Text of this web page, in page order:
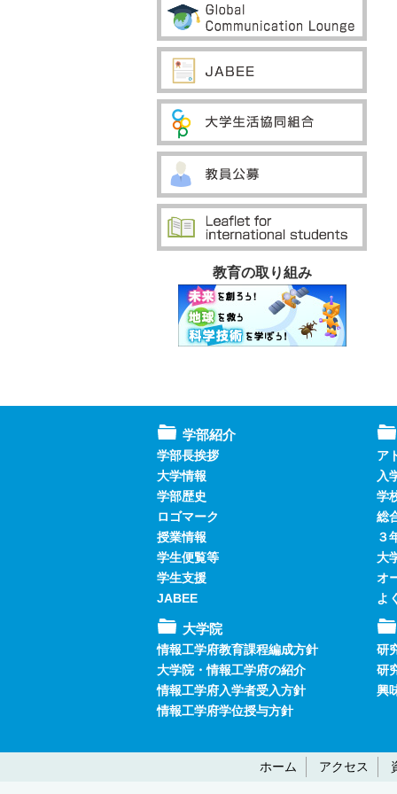
教育の取り組み
学部紹介
学部長挨拶
大学情報
学部歴史
ロゴマーク
授業情報
学生便覧等
学生支援
JABEE
大学院
情報工学府教育課程編成方針
大学院・情報工学府の紹介
情報工学府入学者受入方針
情報工学府学位授与方針
ア
入
学
総
３
大
オ
よ
研
研
興
ホーム アクセス